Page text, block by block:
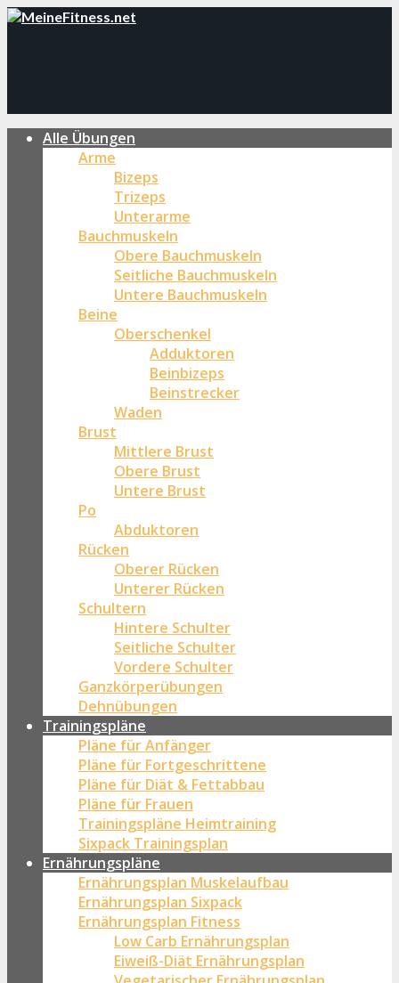
Alle Übungen
Arme
Bizeps
Trizeps
Unterarme
Bauchmuskeln
Obere Bauchmuskeln
Seitliche Bauchmuskeln
Untere Bauchmuskeln
Beine
Oberschenkel
Adduktoren
Beinbizeps
Beinstrecker
Waden
Brust
Mittlere Brust
Obere Brust
Untere Brust
Po
Abduktoren
Rücken
Oberer Rücken
Unterer Rücken
Schultern
Hintere Schulter
Seitliche Schulter
Vordere Schulter
Ganzkörperübungen
Dehnübungen
Trainingspläne
Pläne für Anfänger
Pläne für Fortgeschrittene
Pläne für Diät & Fettabbau
Pläne für Frauen
Trainingspläne Heimtraining
Sixpack Trainingsplan
Ernährungspläne
Ernährungsplan Muskelaufbau
Ernährungsplan Sixpack
Ernährungsplan Fitness
Low Carb Ernährungsplan
Eiweiß-Diät Ernährungsplan